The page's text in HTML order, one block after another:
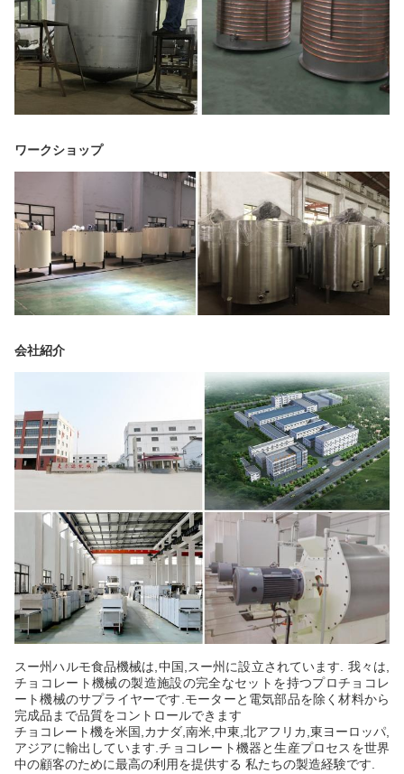
ワークショップ
会社紹介
スー州ハルモ食品機械は,中国,スー州に設立されています. 我々は,
チョコレート機械の製造施設の完全なセットを持つプロチョコレ
ート機械のサプライヤーです.モーターと電気部品を除く材料から
完成品まで品質をコントロールできます
チョコレート機を米国,カナダ,南米,中東,北アフリカ,東ヨーロッパ,
アジアに輸出しています.チョコレート機器と生産プロセスを世界
中の顧客のために最高の利用を提供する 私たちの製造経験です.